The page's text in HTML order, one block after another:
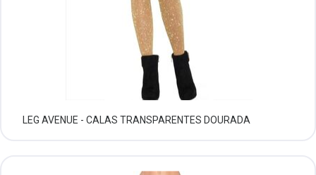
LEG AVENUE - CALAS TRANSPARENTES DOURADA